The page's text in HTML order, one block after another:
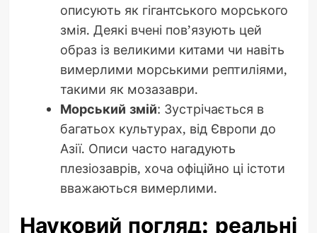
описують як гігантського морського
змія. Деякі вчені пов’язують цей
образ із великими китами чи навіть
вимерлими морськими рептиліями,
такими як мозазаври.
Морський змій: Зустрічається в
багатьох культурах, від Європи до
Азії. Описи часто нагадують
плезіозаврів, хоча офіційно ці істоти
вважаються вимерлими.
Науковий погляд: реальні